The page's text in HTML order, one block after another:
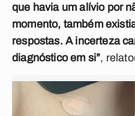
que havia um alívio por
momento, também
respostas. A incerteza
diagnóstico em si”,